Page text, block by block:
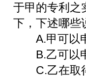
于甲的专利之
下，下述哪些
A.甲可以申
B.乙可以申
C.乙在取得